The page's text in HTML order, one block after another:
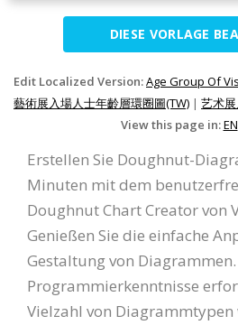
DIESE VORLAGE
Edit Localized Version:Age Group Of
藝術展入場人士年齡層環圈圖(TW) | 艺术
View this page in:EN
Erstellen Sie Doughnut-
Minuten mit dem
Doughnut Chart Creator von
Genießen Sie die einfache
Gestaltung von
Programmierkenntnisse
Vielzahl von